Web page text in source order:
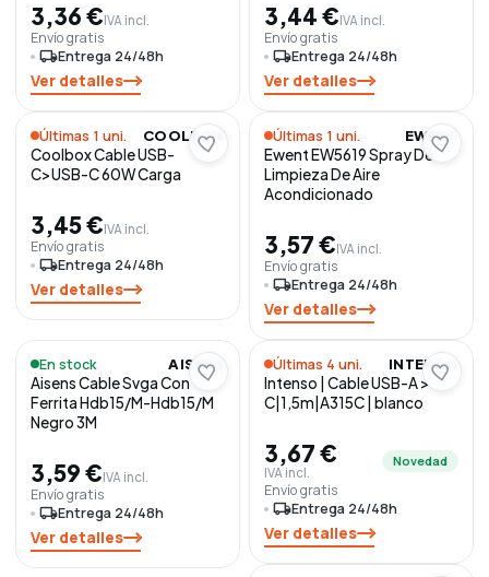
3,36 €IVA incl.
Envío gratis
local_shippingEntrega 24/48h
Ver detalles
3,44 €IVA incl.
Envío gratis
local_shippingEntrega 24/48h
Ver detalles
Últimas 1 uni. COOLBOX
Coolbox Cable USB-
C>USB-C 60W Carga
3,45 €IVA incl.
Envío gratis
local_shippingEntrega 24/48h
Ver detalles
Últimas 1 uni. EWENT
Ewent EW5619 Spray De
Limpieza De Aire
Acondicionado
3,57 €IVA incl.
Envío gratis
local_shippingEntrega 24/48h
Ver detalles
En stock AISENS
Aisens Cable Svga Con
Ferrita Hdb15/M-Hdb15/M
Negro 3M
3,59 €IVA incl.
Envío gratis
local_shippingEntrega 24/48h
Ver detalles
Últimas 4 uni. INTENSO
Intenso | Cable USB-A >
C|1,5m|A315C | blanco
3,67 €
IVA incl.
Novedad
Envío gratis
local_shippingEntrega 24/48h
Ver detalles